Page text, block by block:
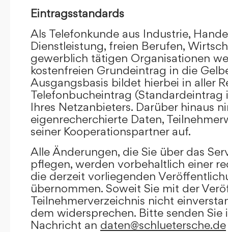
Eintragsstandards
Als Telefonkunde aus Industrie,
Dienstleistung, freien Berufen,
gewerblich tätigen Organisationen
kostenfreien Grundeintrag in die
Ausgangsbasis bildet hierbei in aller
Telefonbucheintrag (Standardeintrag
Ihres Netzanbieters. Darüber hinaus
eigenrecherchierte Daten,
seiner Kooperationspartner auf.
Alle Änderungen, die Sie über das
pflegen, werden vorbehaltlich einer
die derzeit vorliegenden
übernommen. Soweit Sie mit der
Teilnehmerverzeichnis nicht
dem widersprechen. Bitte senden Sie
Nachricht an daten@schluetersche.de